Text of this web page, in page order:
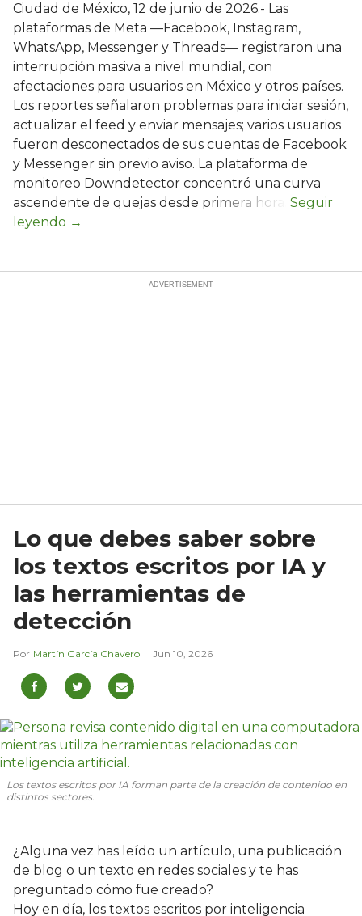
Ciudad de México, 12 de junio de 2026.- Las
plataformas de Meta —Facebook, Instagram,
WhatsApp, Messenger y Threads— registraron una
interrupción masiva a nivel mundial, con
afectaciones para usuarios en México y otros países.
Los reportes señalaron problemas para iniciar sesión,
actualizar el feed y enviar mensajes; varios usuarios
fueron desconectados de sus cuentas de Facebook
y Messenger sin previo aviso. La plataforma de
monitoreo Downdetector concentró una curva
ascendente de quejas desde primera hora.
Lo que debes saber sobre
los textos escritos por IA y
las herramientas de
detección
Martín García Chavero Jun 10, 2026
Los textos escritos por IA forman parte de la creación de contenido en
distintos sectores.
¿Alguna vez has leído un artículo, una publicación
de blog o un texto en redes sociales y te has
preguntado cómo fue creado?
Hoy en día, los textos escritos por inteligencia